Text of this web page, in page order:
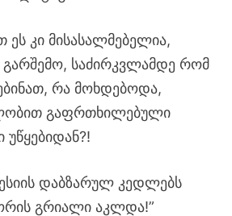
ეს კი მისასალმებელია,
გარშემო, საძირკვლამდე რომ
რა მოხდებოდა,
გაფრთხილებული
უწყებიდან?!
დაბზარულ კედლებს
გრიალი აკლდა!”